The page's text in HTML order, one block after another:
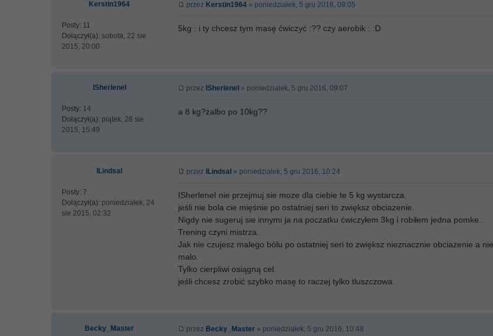
Kerstin1964
Posty: 11
Dołączył(a): sobota, 22 sie
2015, 20:00
przez Kerstin1964 » poniedziałek, 5 gru 2016, 09:05
5kg : i ty chcesz tym masę ćwiczyć :?? czy aerobik : :D
ISherleneI
Posty: 14
Dołączył(a): piątek, 28 sie
2015, 15:49
przez ISherleneI » poniedziałek, 5 gru 2016, 09:07
a 8 kg?żalbo po 10kg??
ILindsaI
Posty: 7
Dołączył(a): poniedziałek, 24
sie 2015, 02:32
przez ILindsaI » poniedziałek, 5 gru 2016, 10:24
ISherleneI nie przejmuj sie moze dla ciebie te 5 kg wystarcza.
jeśli nie bola cie mięśnie po ostatniej seri to zwiększ obciazenie.
Nigdy nie sugeruj sie innymi ja na poczatku ćwiczyłem 3kg i robiłem jedna pomke.
Trening czyni mistrza.
Jak nie czujesz malego bólu po ostatniej seri to zwiększ nieznacznie obciazenie a
malo.
Tylko cierpliwi osiągną cel.
jeśli chcesz zrobić szybko masę to raczej tylko tluszczowa.
Becky_Master przez Becky_Master » poniedziałek, 5 gru 2016, 10:48